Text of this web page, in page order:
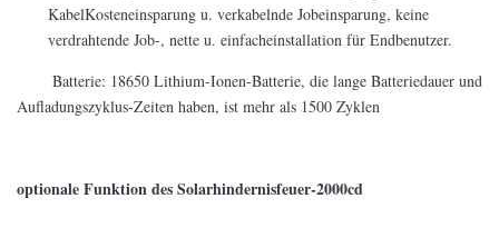
KabelKosteneinsparung u. verkabelnde Jobeinsparung, keine
verdrahtende Job-, nette u. einfacheinstallation für Endbenutzer.
Batterie: 18650 Lithium-Ionen-Batterie, die lange Batteriedauer und
Aufladungszyklus-Zeiten haben, ist mehr als 1500 Zyklen
optionale Funktion des Solarhindernisfeuer-2000cd